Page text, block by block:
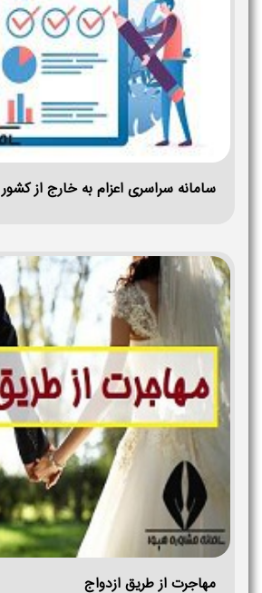
سامانه سراسری اعزام به خارج از کشور kariran.org
مهاجرت از طریق ازدواج